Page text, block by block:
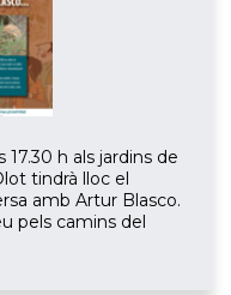
17.30 h als jardins de
tindrà lloc el
amb Artur Blasco.
pels camins del